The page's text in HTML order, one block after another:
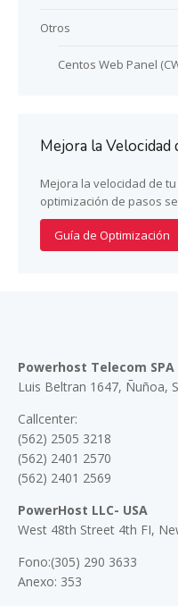
Otros
Centos Web Panel
Mejora la
Mejora la velocidad de
optimización de pasos
Guía de Optimización
Powerhost Telecom SPA
Luis Beltran 1647, Ñuñoa,
Callcenter:
(562) 2505 3218
(562) 2401 2570
(562) 2401 2569
PowerHost LLC- USA
West 48th Street 4th FI,
Fono:(305) 290 3633
Anexo: 353